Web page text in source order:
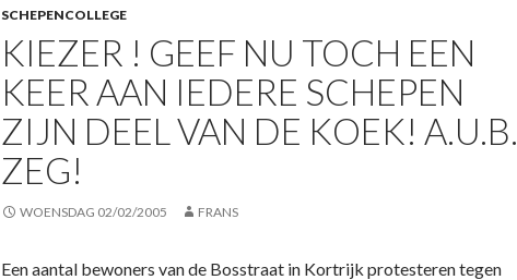
SCHEPENCOLLEGE
KIEZER ! GEEF NU TOCH EEN
KEER AAN IEDERE SCHEPEN
ZIJN DEEL VAN DE KOEK! A.U.B.
ZEG!
WOENSDAG 02/02/2005 FRANS
Een aantal bewoners van de Bosstraat in Kortrijk protesteren tegen